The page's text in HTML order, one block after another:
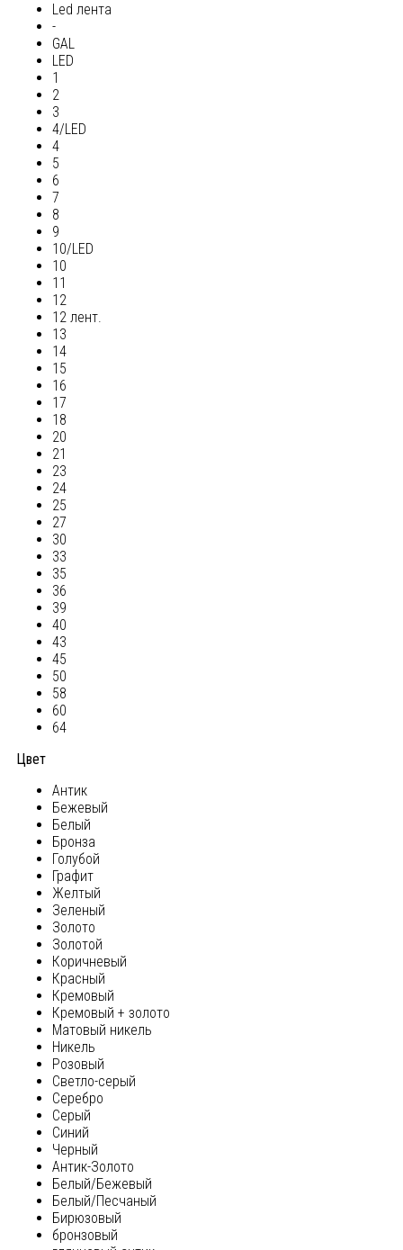
Led лента
-
GAL
LED
1
2
3
4/LED
4
5
6
7
8
9
10/LED
10
11
12
12 лент.
13
14
15
16
17
18
20
21
23
24
25
27
30
33
35
36
39
40
43
45
50
58
60
64
Цвет
Антик
Бежевый
Белый
Бронза
Голубой
Графит
Желтый
Зеленый
Золото
Золотой
Коричневый
Красный
Кремовый
Кремовый + золото
Матовый никель
Никель
Розовый
Светло-серый
Серебро
Серый
Синий
Черный
Антик-Золото
Белый/Бежевый
Белый/Песчаный
Бирюзовый
бронзовый